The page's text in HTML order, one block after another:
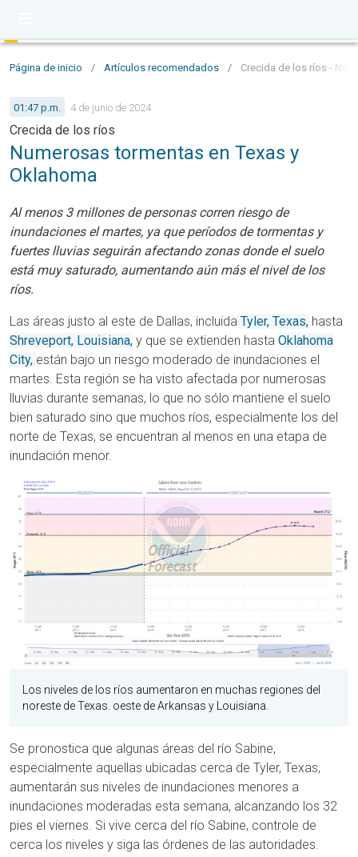
Página de inicio / Artículos recomendados / Crecida de los ríos -
01:47 p.m. 4 de junio de 2024
Crecida de los ríos
Numerosas tormentas en Texas y
Oklahoma
Al menos 3 millones de personas corren riesgo de
inundaciones el martes, ya que períodos de tormentas y
fuertes lluvias seguirán afectando zonas donde el suelo
está muy saturado, aumentando aún más el nivel de los
ríos.
Las áreas justo al este de Dallas, incluida Tyler, Texas, hasta
Shreveport, Louisiana, y que se extienden hasta Oklahoma
City, están bajo un riesgo moderado de inundaciones el
martes. Esta región se ha visto afectada por numerosas
lluvias durante semanas, lo que no sólo mantiene el suelo
bien saturado sino que muchos ríos, especialmente los del
norte de Texas, se encuentran al menos en una etapa de
inundación menor.
Los niveles de los ríos aumentaron en muchas regiones del
noreste de Texas. oeste de Arkansas y Louisiana.
Se pronostica que algunas áreas del río Sabine,
especialmente aquellas ubicadas cerca de Tyler, Texas,
aumentarán sus niveles de inundaciones menores a
inundaciones moderadas esta semana, alcanzando los 32
pies el viernes. Si vive cerca del río Sabine, controle de
cerca los niveles y siga las órdenes de las autoridades.